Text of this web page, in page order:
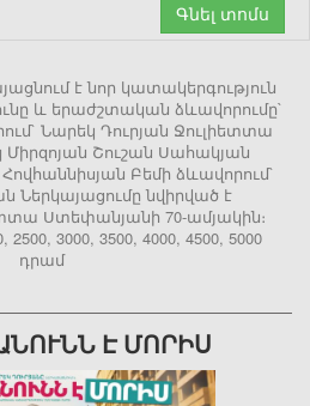
Գնել տոմս
է նոր կատակերգություն
և երաժշտական ձևավորումը`
Նարեկ Դուրյան Ջուլիետտա
Շուշան Սահակյան
Բեմի ձևավորում`
Ներկայացումը նվիրված է
Ստեփանյանի 70-ամյակին։
3000, 3500, 4000, 4500, 5000
դրամ
Է ՄՈՐԻՍ